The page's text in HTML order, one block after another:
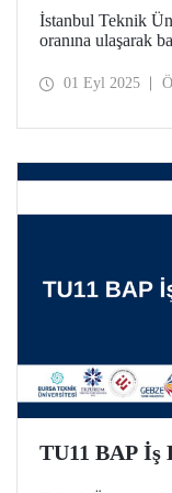
İstanbul Teknik
oranına ulaşarak
öğrenci İTÜ’yü
01 Eyl 2025
TU11 BAP İş